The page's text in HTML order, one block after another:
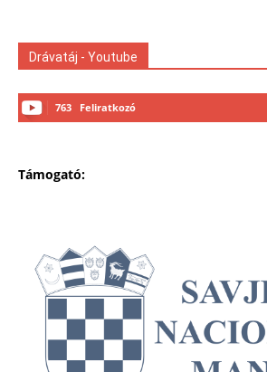
Drávatáj - Youtube
763 Feliratkozó
Támogató: